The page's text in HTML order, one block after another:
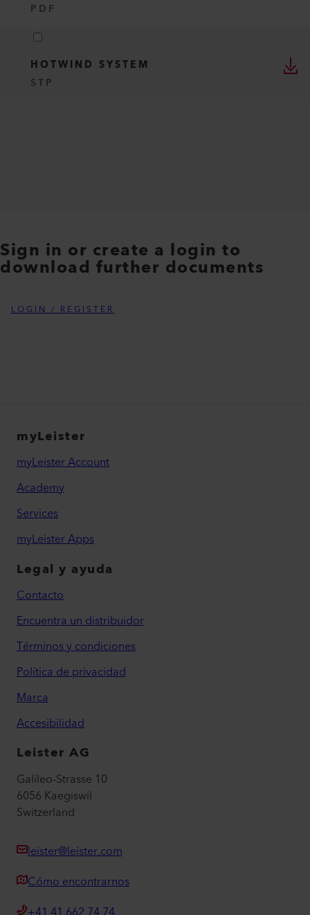
PDF
HOTWIND SYSTEM
STP
Sign in or create a login to
download further documents
LOGIN / REGISTER
myLeister
myLeister Account
Academy
Services
myLeister Apps
Legal y ayuda
Contacto
Encuentra un distribuidor
Términos y condiciones
Política de privacidad
Marca
Accesibilidad
Leister AG
Galileo-Strasse 10
6056 Kaegiswil
Switzerland
leister@leister.com
Cómo encontrarnos